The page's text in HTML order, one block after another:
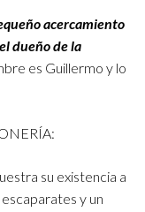
acercamiento
dueño de la
es Guillermo y lo
su existencia a
y un